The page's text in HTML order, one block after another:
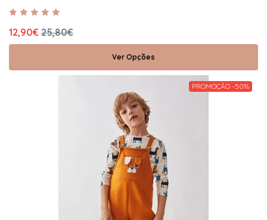
12,90€ 25,80€
Ver Opções
PROMOÇÃO -50%